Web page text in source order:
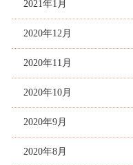
2021年1月
2020年12月
2020年11月
2020年10月
2020年9月
2020年8月